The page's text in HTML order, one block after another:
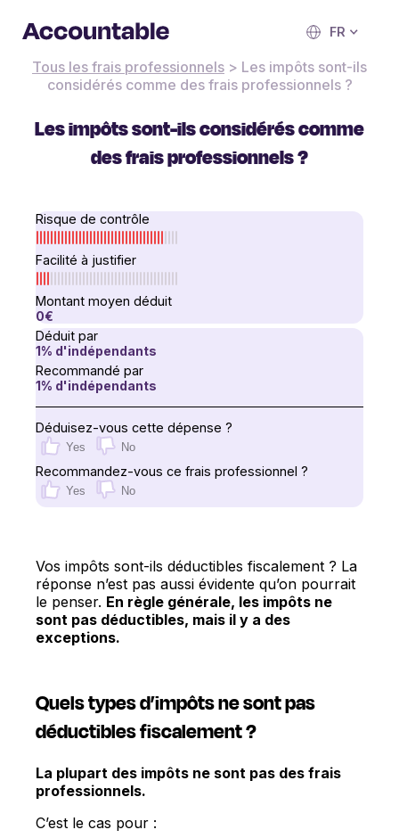
FR
Tous les frais professionnels > Les impôts sont-ils
considérés comme des frais professionnels ?
Les impôts sont-ils considérés comme
des frais professionnels ?
Risque de contrôle
Facilité à justifier
Montant moyen déduit
0€
Déduit par
1% d'indépendants
Recommandé par
1% d'indépendants
Déduisez-vous cette dépense ?
Yes No
Recommandez-vous ce frais professionnel ?
Yes No
Vos impôts sont-ils déductibles fiscalement ? La
réponse n’est pas aussi évidente qu’on pourrait
le penser. En règle générale, les impôts ne
sont pas déductibles, mais il y a des
exceptions.
Quels types d’impôts ne sont pas
déductibles fiscalement ?
La plupart des impôts ne sont pas des frais
professionnels.
C’est le cas pour :